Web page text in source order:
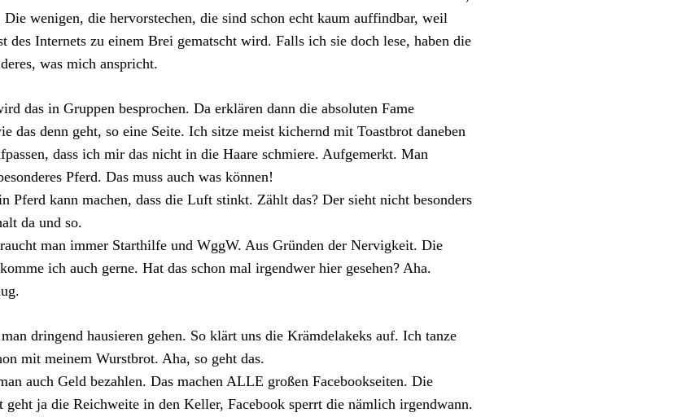
Die wenigen, die hervorstechen, die sind schon echt kaum auffindbar, weil
des Internets zu einem Brei gematscht wird. Falls ich sie doch lese, haben die
was mich anspricht.
das in Gruppen besprochen. Da erklären dann die absoluten Fame
das denn geht, so eine Seite. Ich sitze meist kichernd mit Toastbrot daneben
dass ich mir das nicht in die Haare schmiere. Aufgemerkt. Man
Pferd. Das muss auch was können!
Pferd kann machen, dass die Luft stinkt. Zählt das? Der sieht nicht besonders
da und so.
man immer Starthilfe und WggW. Aus Gründen der Nervigkeit. Die
ich auch gerne. Hat das schon mal irgendwer hier gesehen? Aha.
dringend hausieren gehen. So klärt uns die Krämdelakeks auf. Ich tanze
mit meinem Wurstbrot. Aha, so geht das.
auch Geld bezahlen. Das machen ALLE großen Facebookseiten. Die
geht ja die Reichweite in den Keller, Facebook sperrt die nämlich irgendwann.